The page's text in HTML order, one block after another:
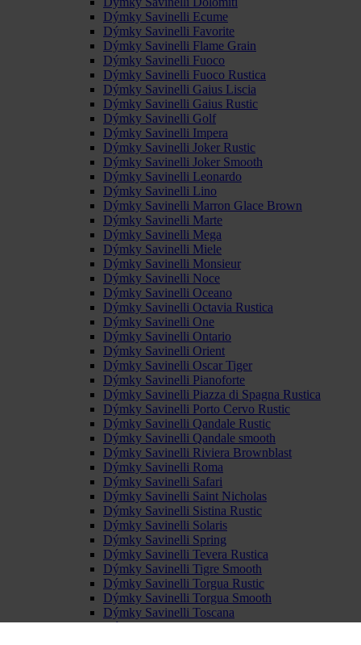
Dýmky Savinelli Ecume
Dýmky Savinelli Favorite
Dýmky Savinelli Flame Grain
Dýmky Savinelli Fuoco
Dýmky Savinelli Fuoco Rustica
Dýmky Savinelli Gaius Liscia
Dýmky Savinelli Gaius Rustic
Dýmky Savinelli Golf
Dýmky Savinelli Impera
Dýmky Savinelli Joker Rustic
Dýmky Savinelli Joker Smooth
Dýmky Savinelli Leonardo
Dýmky Savinelli Lino
Dýmky Savinelli Marron Glace Brown
Dýmky Savinelli Marte
Dýmky Savinelli Mega
Dýmky Savinelli Miele
Dýmky Savinelli Monsieur
Dýmky Savinelli Noce
Dýmky Savinelli Oceano
Dýmky Savinelli Octavia Rustica
Dýmky Savinelli One
Dýmky Savinelli Ontario
Dýmky Savinelli Orient
Dýmky Savinelli Oscar Tiger
Dýmky Savinelli Pianoforte
Dýmky Savinelli Piazza di Spagna Rustica
Dýmky Savinelli Porto Cervo Rustic
Dýmky Savinelli Qandale Rustic
Dýmky Savinelli Qandale smooth
Dýmky Savinelli Riviera Brownblast
Dýmky Savinelli Roma
Dýmky Savinelli Safari
Dýmky Savinelli Saint Nicholas
Dýmky Savinelli Sistina Rustic
Dýmky Savinelli Solaris
Dýmky Savinelli Spring
Dýmky Savinelli Tevera Rustica
Dýmky Savinelli Tigre Smooth
Dýmky Savinelli Torgua Rustic
Dýmky Savinelli Torgua Smooth
Dýmky Savinelli Toscana